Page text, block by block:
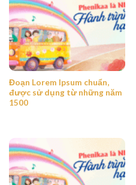
Đoạn Lorem Ipsum chuẩn,
được sử dụng từ những năm
1500